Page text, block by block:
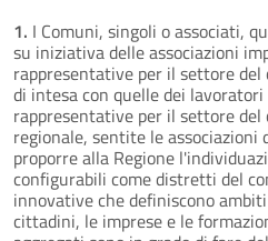
1. I Comuni, singoli o associati,
su iniziativa delle associazioni
rappresentative per il settore
di intesa con quelle dei
rappresentative per il settore del
regionale, sentite le associazioni
proporre alla Regione
configurabili come distretti del
innovative che definiscono
cittadini, le imprese e le